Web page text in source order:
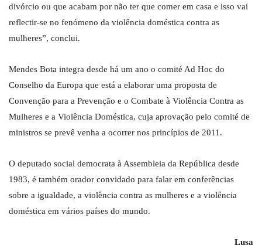
divórcio ou que acabam por não ter que comer em casa e isso vai
reflectir-se no fenómeno da violência doméstica contra as
mulheres”, conclui.
Mendes Bota integra desde há um ano o comité Ad Hoc do
Conselho da Europa que está a elaborar uma proposta de
Convenção para a Prevenção e o Combate à Violência Contra as
Mulheres e a Violência Doméstica, cuja aprovação pelo comité de
ministros se prevê venha a ocorrer nos princípios de 2011.
O deputado social democrata à Assembleia da República desde
1983, é também orador convidado para falar em conferências
sobre a igualdade, a violência contra as mulheres e a violência
doméstica em vários países do mundo.
Lusa